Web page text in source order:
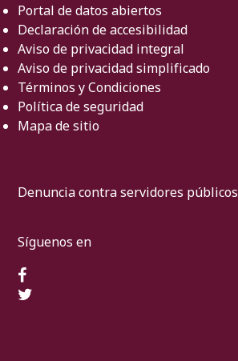
Portal de datos abiertos
Declaración de accesibilidad
Aviso de privacidad integral
Aviso de privacidad simplificado
Términos y Condiciones
Política de seguridad
Mapa de sitio
Denuncia contra servidores públicos
Síguenos en